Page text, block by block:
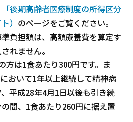
「後期高齢者医療制度の所得区分
） のページをご覧ください。
負担額は、高額療養費を算定す
れません。
方は1食あたり300円です。ま
おいて1年以上継続して精神病
平成28年4月1日以後も引き続
間、1食あたり260円に据え置